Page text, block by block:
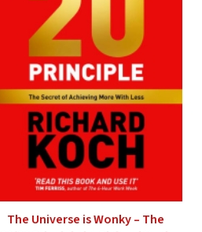
The Universe is Wonky – The